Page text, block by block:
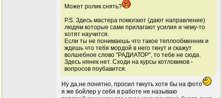
Может ролик снять?
P.S. Здесь мастера помогают (дают направление)
людям которые сами прилагают усилия и чему-то
хотят научится.
Если ты не понимаешь что такое теплообменник и
ждешь что тебя мордой в него ткнут и скажут
волшебное слово "РАДИАТОР", то тебе не сюда.
Здесь нянек нет. Сходи на курсы котловиков -
вопросов поубавится.
Ну да,не понятно, просил ткнуть хотя бы на фото
я же бойлер у себя в работе не называю